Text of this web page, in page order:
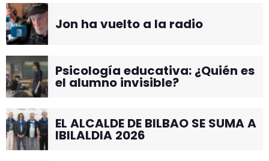
Jon ha vuelto a la radio
Psicología educativa: ¿Quién es
el alumno invisible?
EL ALCALDE DE BILBAO SE SUMA A
IBILALDIA 2026